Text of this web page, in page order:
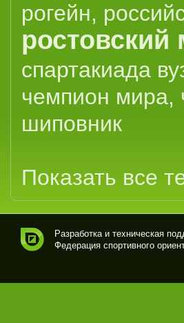
рогейн,
ростовский
спартакиада
чемпион мира,
шиповник
Показать все
вно
Разработка и техническая
Федерация спортивного